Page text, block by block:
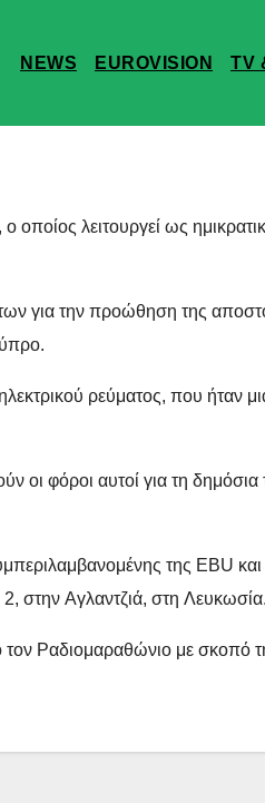
NEWS EUROVISION TV
, ο οποίος λειτουργεί ως
για την προώθηση της
ρεύματος, που ήταν
φόροι αυτοί για τη δημόσια
της EBU
στην Αγλαντζιά, στη Λευκωσία.
τον Ραδιομαραθώνιο με